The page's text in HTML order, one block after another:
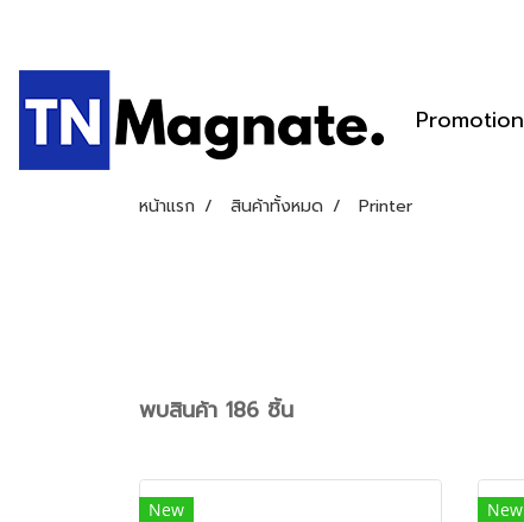
Promotion
หน้าแรก สินค้าทั้งหมด Printer
พบสินค้า 186 ชิ้น
New New